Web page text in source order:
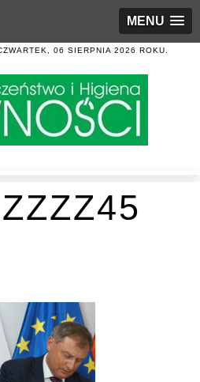
MENU
06 SIERPNIA 2026 ROKU.